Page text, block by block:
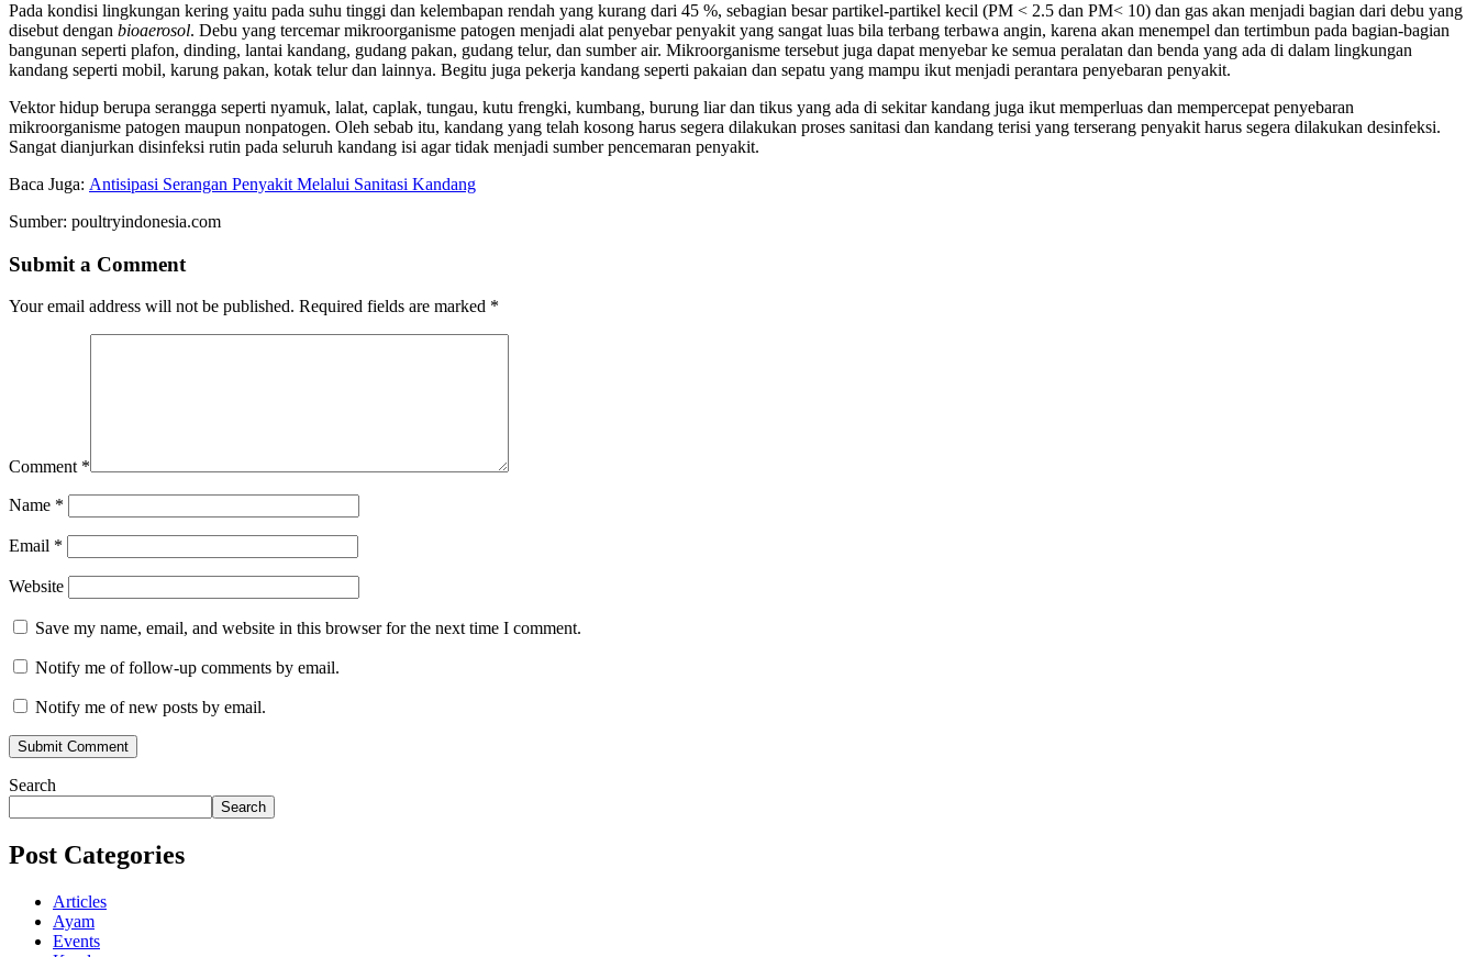
Pada kondisi lingkungan kering yaitu pada suhu tinggi dan kelembapan rendah yang kurang dari 45 %, sebagian besar partikel-partikel kecil (PM < 2.5 dan PM< 10) dan gas akan menjadi bagian dari debu yang
disebut dengan bioaerosol. Debu yang tercemar mikroorganisme patogen menjadi alat penyebar penyakit yang sangat luas bila terbang terbawa angin, karena akan menempel dan tertimbun pada bagian-bagian
bangunan seperti plafon, dinding, lantai kandang, gudang pakan, gudang telur, dan sumber air. Mikroorganisme tersebut juga dapat menyebar ke semua peralatan dan benda yang ada di dalam lingkungan
kandang seperti mobil, karung pakan, kotak telur dan lainnya. Begitu juga pekerja kandang seperti pakaian dan sepatu yang mampu ikut menjadi perantara penyebaran penyakit.
Vektor hidup berupa serangga seperti nyamuk, lalat, caplak, tungau, kutu frengki, kumbang, burung liar dan tikus yang ada di sekitar kandang juga ikut memperluas dan mempercepat penyebaran
mikroorganisme patogen maupun nonpatogen. Oleh sebab itu, kandang yang telah kosong harus segera dilakukan proses sanitasi dan kandang terisi yang terserang penyakit harus segera dilakukan desinfeksi.
Sangat dianjurkan disinfeksi rutin pada seluruh kandang isi agar tidak menjadi sumber pencemaran penyakit.
Baca Juga: Antisipasi Serangan Penyakit Melalui Sanitasi Kandang
Sumber: poultryindonesia.com
Submit a Comment
Your email address will not be published. Required fields are marked *
Comment *
Name *
Email *
Website
Save my name, email, and website in this browser for the next time I comment.
Notify me of follow-up comments by email.
Notify me of new posts by email.
Search
Search
Post Categories
Articles
Ayam
Events